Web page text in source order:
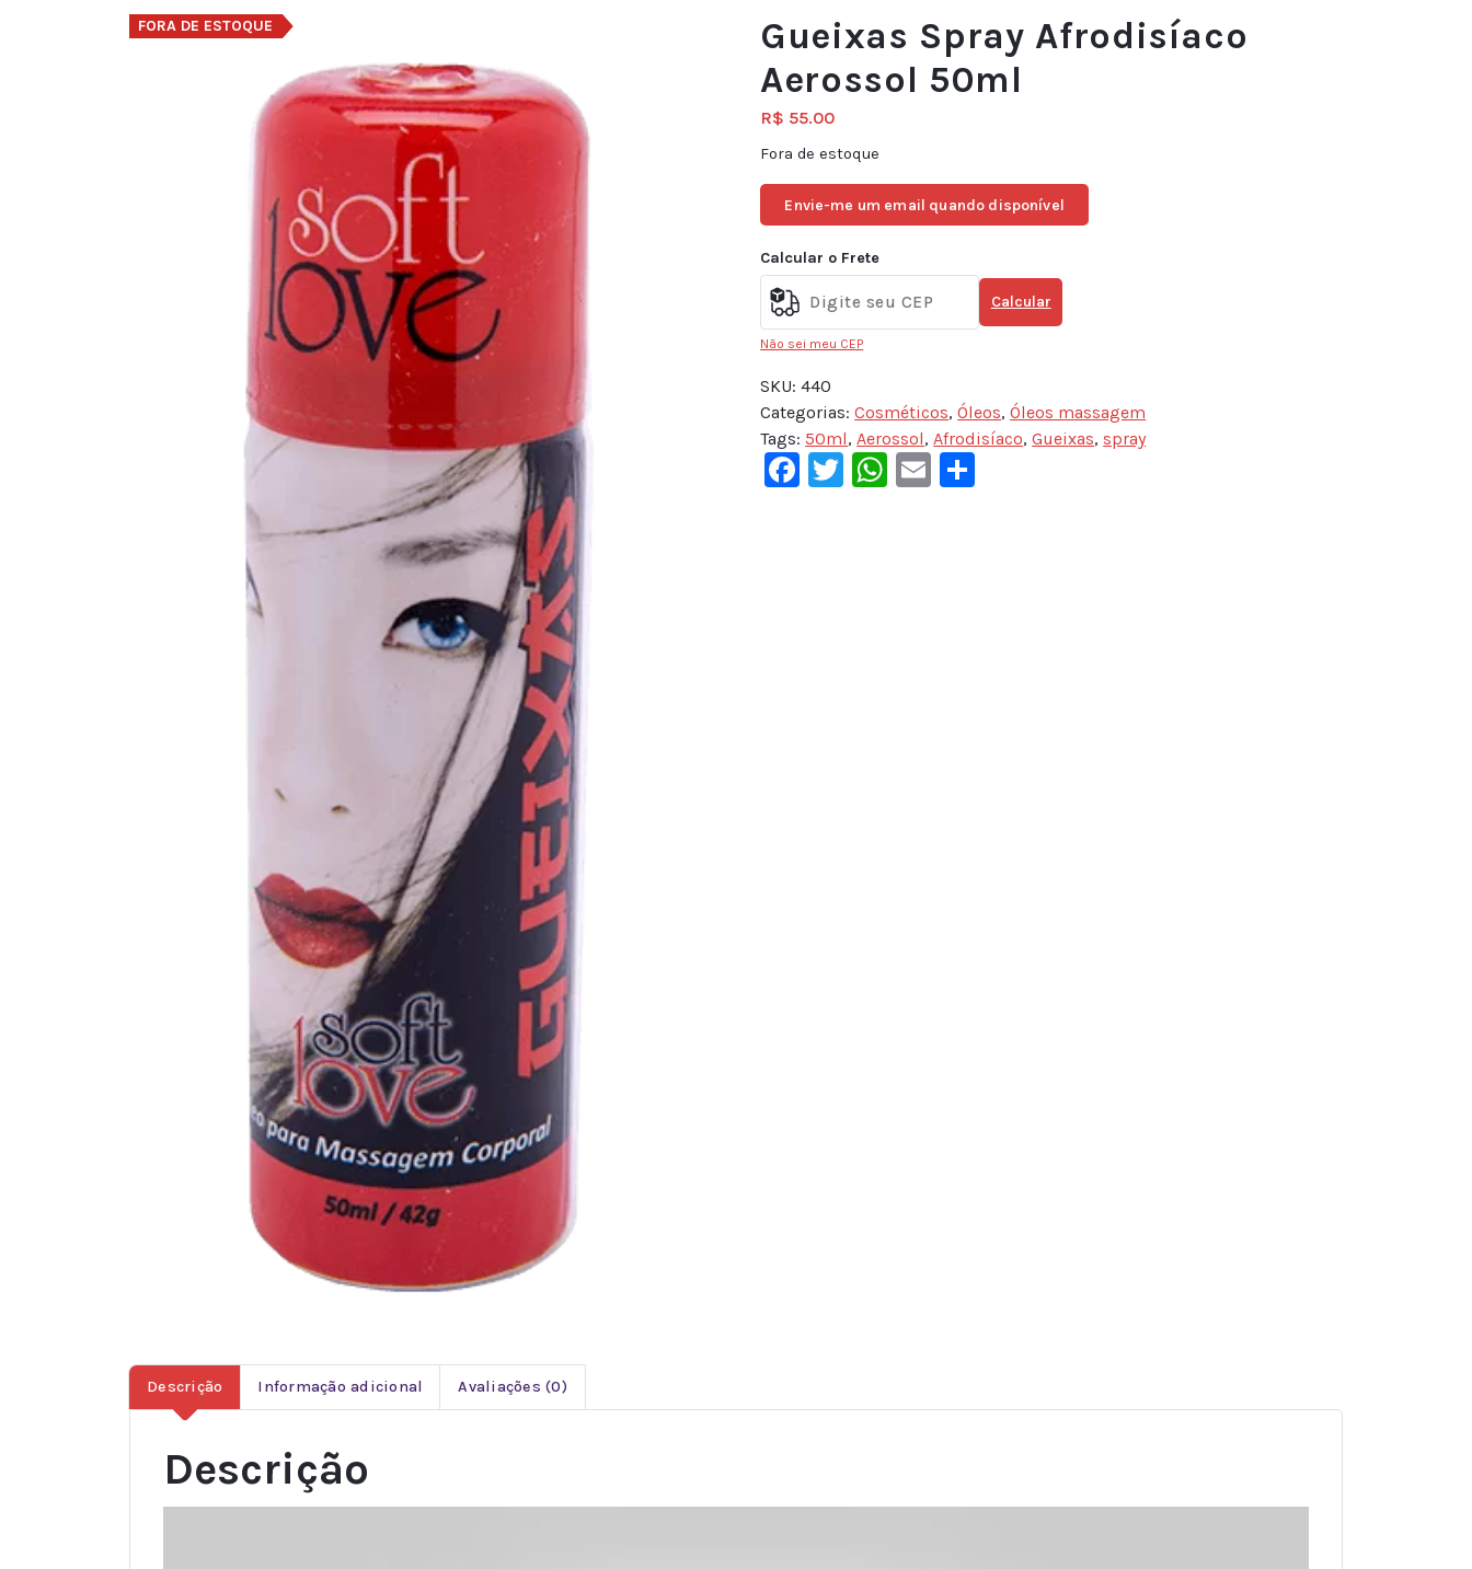
FORA DE ESTOQUE
Gueixas Spray Afrodisíaco
Aerossol 50ml
R$ 55.00
Fora de estoque
Envie-me um email quando disponível
Calcular o Frete
Calcular
Não sei meu CEP
SKU:440
Categorias:Cosméticos,Óleos,Óleos massagem
Tags:50ml,Aerossol,Afrodisíaco,Gueixas, spray
Facebook
Twitter
WhatsApp
Email
Descrição Informação adicional Avaliações (0)
Descrição